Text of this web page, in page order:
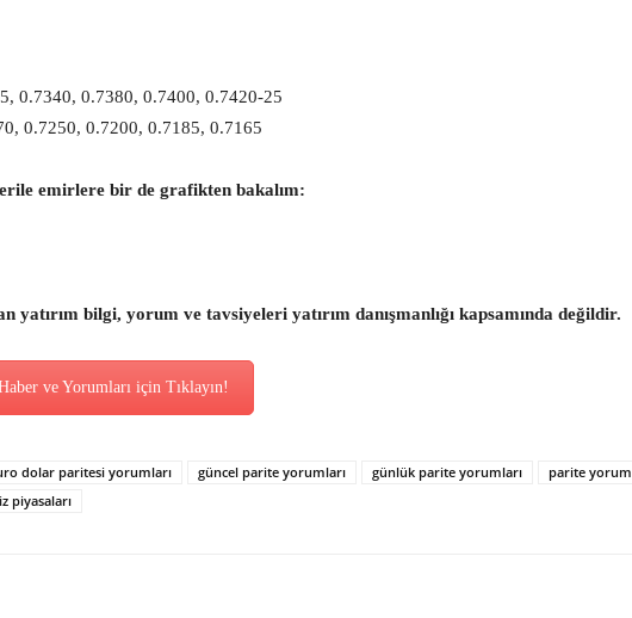
0.7340, 0.7380, 0.7400, 0.7420-25
0.7250, 0.7200, 0.7185, 0.7165
emirlere bir de grafikten bakalım:
yatırım bilgi, yorum ve tavsiyeleri yatırım danışmanlığı kapsamında değildir.
ve Yorumları için Tıklayın!
dolar paritesi yorumları güncel parite yorumları günlük parite yorumları
parite yorum
piyasaları